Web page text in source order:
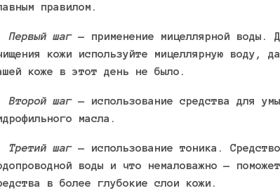
правилом.
Первый шаг — применение мицеллярной воды.
кожи используйте мицеллярную воду,
коже в этот день не было.
Второй шаг — использование средства для
масла.
Третий шаг — использование тоника.
воды и что немаловажно —
в более глубокие слои кожи.